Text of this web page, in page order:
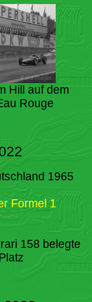
Hill auf dem
Rouge
1965
Formel 1
158 belegte